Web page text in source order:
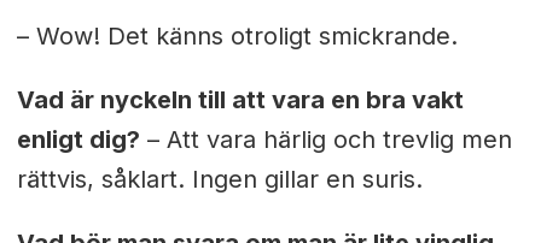
– Wow! Det känns otroligt smickrande.
Vad är nyckeln till att vara en bra vakt
enligt dig? – Att vara härlig och trevlig men
rättvis, såklart. Ingen gillar en suris.